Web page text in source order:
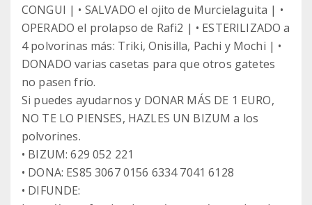
CONGUI | • SALVADO el ojito de Murcielaguita | •
OPERADO el prolapso de Rafi2 | • ESTERILIZADO a
4 polvorinas más: Triki, Onisilla, Pachi y Mochi | •
DONADO varias casetas para que otros gatetes
no pasen frío.
Si puedes ayudarnos y DONAR MÁS DE 1 EURO,
NO TE LO PIENSES, HAZLES UN BIZUM a los
polvorines.
• BIZUM: 629 052 221
• DONA: ES85 3067 0156 6334 7041 6128
• DIFUNDE: